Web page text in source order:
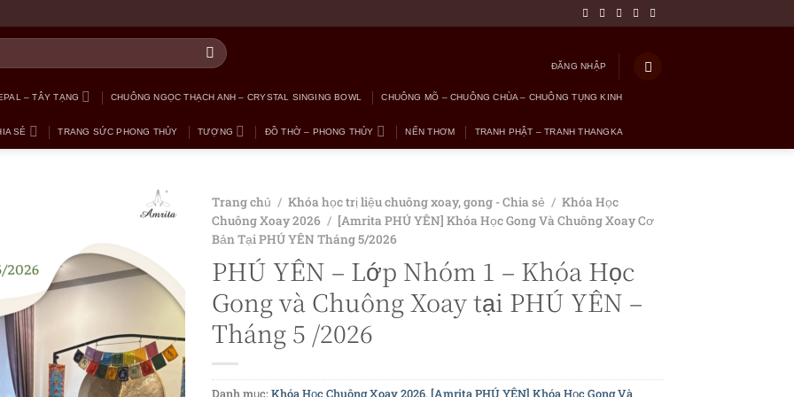
ĐĂNG NHẬP
– TÂY TẠNG CHUÔNG NGỌC THẠCH ANH – CRYSTAL SINGING BOWL CHUÔNG MÕ – CHUÔNG CHÙA – CHUÔNG TỤNG KINH
SẺ TRANG SỨC PHONG THỦY TƯỢNG ĐỒ THỜ – PHONG THỦY NẾN THƠM TRANH PHẬT – TRANH THANGKA
Trang chủ / Khóa học trị liệu chuông xoay, gong - Chia sẻ / Khóa Học
Chuông Xoay 2026 / [Amrita PHÚ YÊN] Khóa Học Gong Và Chuông Xoay Cơ
Bản Tại PHÚ YÊN Tháng 5/2026
PHÚ YÊN – Lớp Nhóm 1 – Khóa Học
Gong và Chuông Xoay tại PHÚ YÊN –
Tháng 5 /2026
Danh mục:Khóa Học Chuông Xoay 2026, [Amrita PHÚ YÊN] Khóa Học Gong Và